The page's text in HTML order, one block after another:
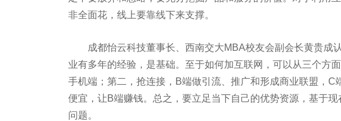
非全面花，线上要靠线下来支撑。
成都怡云科技董事长、西南交大MBA校友会副会长黄贵成
业有多年的经验，是基础。至于如何加互联网，可以从三个方
手机端；第二，抢连接，B端做引流、推广和形成商业联盟，
便宜，让B端赚钱。总之，要立足当下自己的优势资源，基于
问题。